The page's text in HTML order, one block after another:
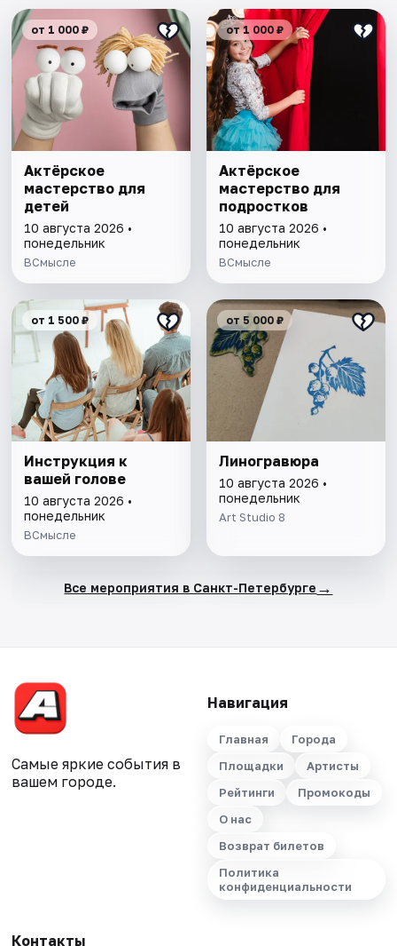
от 1 000 ₽
Актёрское
мастерство для
детей
10 августа 2026 •
понедельник
ВСмысле
от 1 000 ₽
Актёрское
мастерство для
подростков
10 августа 2026 •
понедельник
ВСмысле
от 1 500 ₽
Инструкция к
вашей голове
10 августа 2026 •
понедельник
ВСмысле
от 5 000 ₽
Линогравюра
10 августа 2026 •
понедельник
Art Studio 8
Все мероприятия в Санкт-Петербурге →
Самые яркие события в
вашем городе.
Навигация
Главная
Города
Площадки
Артисты
Рейтинги
Промокоды
О нас
Возврат билетов
Политика
конфиденциальности
Контакты